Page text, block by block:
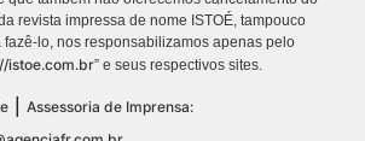
revista impressa de nome ISTOÉ, tampouco
lo, nos responsabilizamos apenas pelo
istoe.com.br” e seus respectivos sites.
Assessoria de Imprensa: